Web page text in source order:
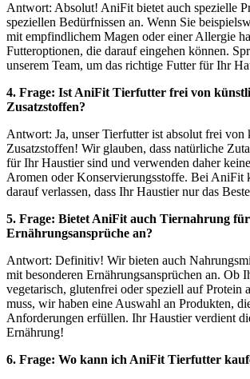
Antwort: Absolut! AniFit bietet auch spezielle
speziellen Bedürfnissen an. Wenn Sie
mit empfindlichem Magen oder einer Allergie
Futteroptionen, die darauf eingehen können.
unserem Team, um das richtige Futter für Ihr
4. Frage: Ist AniFit Tierfutter frei von
Zusatzstoffen?
Antwort: Ja, unser Tierfutter ist absolut frei von
Zusatzstoffen! Wir glauben, dass natürliche
für Ihr Haustier sind und verwenden daher
Aromen oder Konservierungsstoffe. Bei AniFit
darauf verlassen, dass Ihr Haustier nur das
5. Frage: Bietet AniFit auch Tiernahrung für
Ernährungsansprüche an?
Antwort: Definitiv! Wir bieten auch
mit besonderen Ernährungsansprüchen an. Ob
vegetarisch, glutenfrei oder speziell auf Protein
muss, wir haben eine Auswahl an Produkten,
Anforderungen erfüllen. Ihr Haustier verdient
Ernährung!
6. Frage: Wo kann ich AniFit Tierfutter